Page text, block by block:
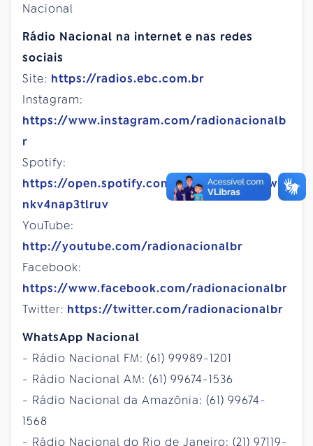
Nacional
Rádio Nacional na internet e nas redes
sociais
Site: https://radios.ebc.com.br
Instagram:
https://www.instagram.com/radionacionalb
r
Spotify:
https://open.spotify.com/user/vpj3k8ogjwf1
nkv4nap3tlruv
YouTube:
http://youtube.com/radionacionalbr
Facebook:
https://www.facebook.com/radionacionalbr
Twitter: https://twitter.com/radionacionalbr
WhatsApp Nacional
- Rádio Nacional FM: (61) 99989-1201
- Rádio Nacional AM: (61) 99674-1536
- Rádio Nacional da Amazônia: (61) 99674-
1568
- Rádio Nacional do Rio de Janeiro: (21) 97119-